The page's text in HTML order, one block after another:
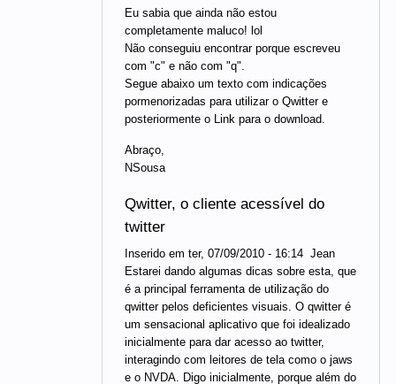
Eu sabia que ainda não estou
completamente maluco! lol
Não conseguiu encontrar porque escreveu
com "c" e não com "q".
Segue abaixo um texto com indicações
pormenorizadas para utilizar o Qwitter e
posteriormente o Link para o download.
Abraço,
NSousa
Qwitter, o cliente acessível do
twitter
Inserido em ter, 07/09/2010 - 16:14  Jean
Estarei dando algumas dicas sobre esta, que
é a principal ferramenta de utilização do
qwitter pelos deficientes visuais. O qwitter é
um sensacional aplicativo que foi idealizado
inicialmente para dar acesso ao twitter,
interagindo com leitores de tela como o jaws
e o NVDA. Digo inicialmente, porque além do